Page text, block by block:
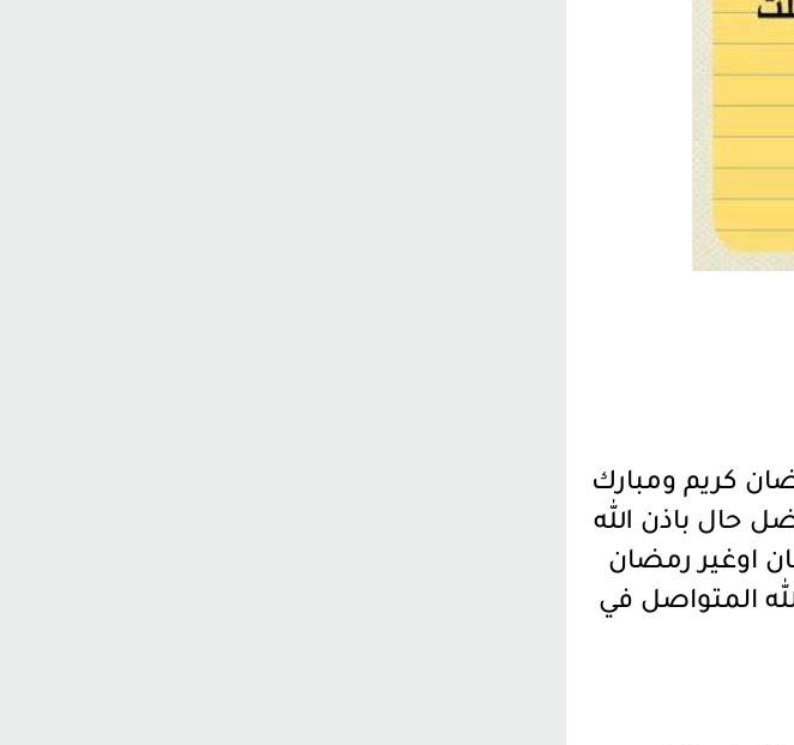
كريم ومبارك
حال باذن الله
اوغير رمضان
المتواصل في